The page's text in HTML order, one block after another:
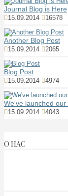
Journal Blog is Here
15.09.2014 16578
Another Blog Post
15.09.2014 2065
Blog Post
15.09.2014 4974
We've launched our
15.09.2014 4043
О НАС